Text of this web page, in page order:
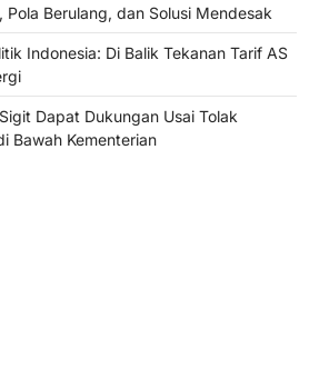
Pola Berulang, dan Solusi Mendesak
Indonesia: Di Balik Tekanan Tarif AS
Dapat Dukungan Usai Tolak
Bawah Kementerian